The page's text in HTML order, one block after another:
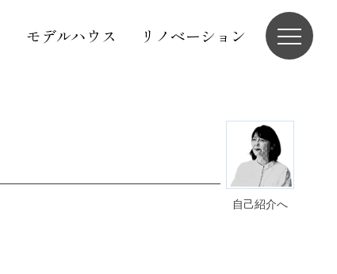
モデルハウス リノベーション
自己紹介へ